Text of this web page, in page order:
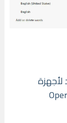
لأجهزة